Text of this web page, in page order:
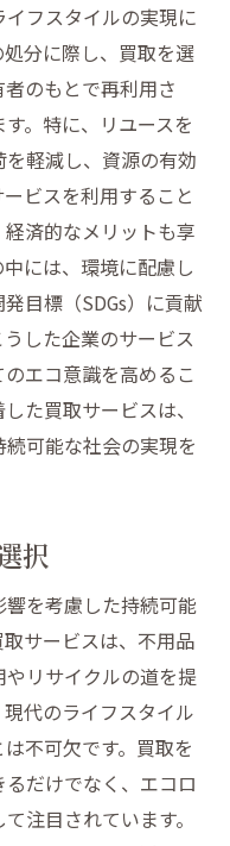
フスタイルの実現に
分に際し、買取を選
のもとで再利用さ
。特に、リユースを
軽減し、資源の有効
ビスを利用すること
済的なメリットも享
には、環境に配慮し
目標（SDGs）に貢献
した企業のサービス
エコ意識を高めるこ
た買取サービスは、
可能な社会の実現を
択
を考慮した持続可能
サービスは、不用品
リサイクルの道を提
代のライフスタイル
不可欠です。買取を
だけでなく、エコロ
注目されています。